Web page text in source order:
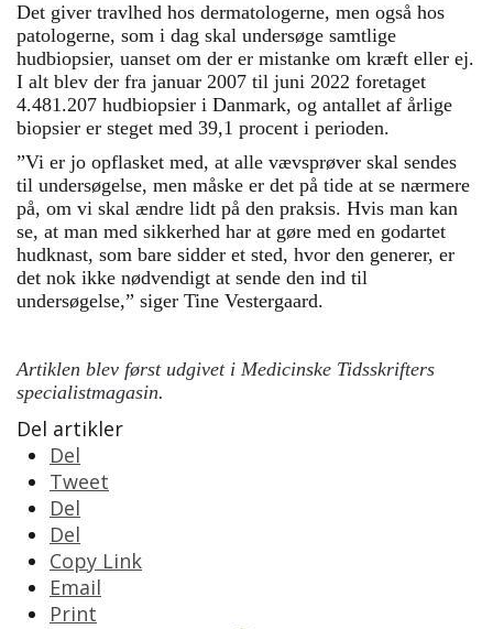
Det giver travlhed hos dermatologerne, men også hos
patologerne, som i dag skal undersøge samtlige
hudbiopsier, uanset om der er mistanke om kræft eller ej.
I alt blev der fra januar 2007 til juni 2022 foretaget
4.481.207 hudbiopsier i Danmark, og antallet af årlige
biopsier er steget med 39,1 procent i perioden.
”Vi er jo opflasket med, at alle vævsprøver skal sendes
til undersøgelse, men måske er det på tide at se nærmere
på, om vi skal ændre lidt på den praksis. Hvis man kan
se, at man med sikkerhed har at gøre med en godartet
hudknast, som bare sidder et sted, hvor den generer, er
det nok ikke nødvendigt at sende den ind til
undersøgelse,” siger Tine Vestergaard.
Artiklen blev først udgivet i Medicinske Tidsskrifters
specialistmagasin.
Del artikler
Del
Tweet
Del
Del
Copy Link
Email
Print